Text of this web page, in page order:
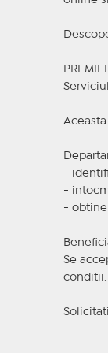
-
-
-
Se
conditii.